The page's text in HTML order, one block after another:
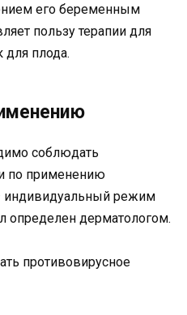
его беременным
пользу терапии для
плода.
соблюдать
по применению
индивидуальный режим
определен дерматологом.
противовирусное